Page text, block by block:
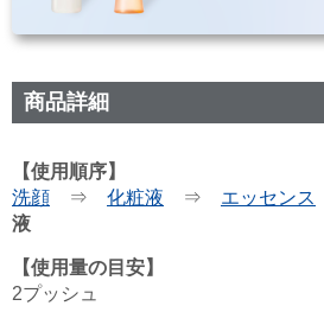
商品詳細
【使用順序】
洗顔 ⇒ 化粧液 ⇒ エッセンス
液
【使用量の目安】
2プッシュ